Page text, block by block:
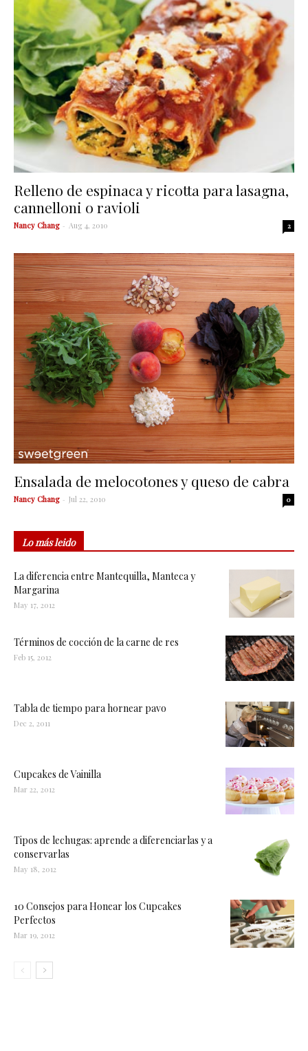
Relleno de espinaca y ricotta para lasagna,
cannelloni o ravioli
Nancy Chang - Aug 4, 2010 2
Ensalada de melocotones y queso de cabra
Nancy Chang - Jul 22, 2010 0
Lo más leido
La diferencia entre Mantequilla, Manteca y
Margarina
May 17, 2012
Términos de cocción de la carne de res
Feb 15, 2012
Tabla de tiempo para hornear pavo
Dec 2, 2011
Cupcakes de Vainilla
Mar 22, 2012
Tipos de lechugas: aprende a diferenciarlas y a
conservarlas
May 18, 2012
10 Consejos para Honear los Cupcakes
Perfectos
Mar 19, 2012